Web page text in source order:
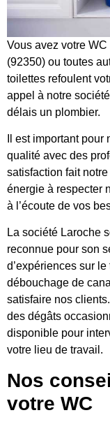
Vous avez votre
(92350) ou toutes
toilettes refoulent
appel à notre
délais un plombier.
Il est important
qualité avec des
satisfaction fait
énergie à respecter
à l’écoute de vos
La société Laroche
reconnue pour son
d’expériences sur
débouchage de
satisfaire nos
des dégâts
disponible pour
votre lieu de travail.
Nos
votre WC